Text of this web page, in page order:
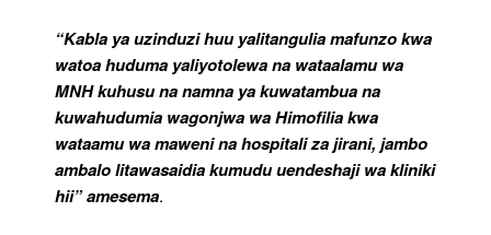
“Kabla ya uzinduzi huu yalitangulia mafunzo kwa
watoa huduma yaliyotolewa na wataalamu wa
MNH kuhusu na namna ya kuwatambua na
kuwahudumia wagonjwa wa Himofilia kwa
wataamu wa maweni na hospitali za jirani, jambo
ambalo litawasaidia kumudu uendeshaji wa kliniki
hii” amesema.